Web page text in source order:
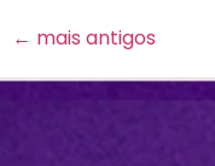
← mais antigos